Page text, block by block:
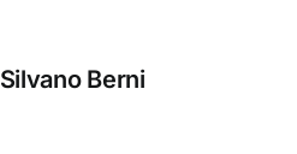
Silvano Berni